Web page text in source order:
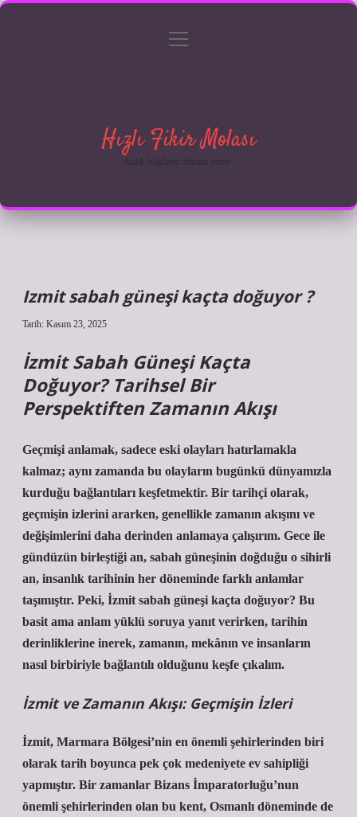
Gizlilik Politikası
menüyü
Hızlı Fikir Molası
Anlık bilgilerle zihnini tazele!
Izmit sabah güneşi kaçta doğuyor ?
Tarih: Kasım 23, 2025
İzmit Sabah Güneşi Kaçta
Doğuyor? Tarihsel Bir
Perspektiften Zamanın Akışı
Geçmişi anlamak, sadece eski olayları hatırlamakla
kalmaz; aynı zamanda bu olayların bugünkü dünyamızla
kurduğu bağlantıları keşfetmektir. Bir tarihçi olarak,
geçmişin izlerini ararken, genellikle zamanın akışını ve
değişimlerini daha derinden anlamaya çalışırım. Gece ile
gündüzün birleştiği an, sabah güneşinin doğduğu o sihirli
an, insanlık tarihinin her döneminde farklı anlamlar
taşımıştır. Peki, İzmit sabah güneşi kaçta doğuyor? Bu
basit ama anlam yüklü soruya yanıt verirken, tarihin
derinliklerine inerek, zamanın, mekânın ve insanların
nasıl birbiriyle bağlantılı olduğunu keşfe çıkalım.
İzmit ve Zamanın Akışı: Geçmişin İzleri
İzmit, Marmara Bölgesi’nin en önemli şehirlerinden biri
olarak tarih boyunca pek çok medeniyete ev sahipliği
yapmıştır. Bir zamanlar Bizans İmparatorluğu’nun
önemli şehirlerinden olan bu kent, Osmanlı döneminde de